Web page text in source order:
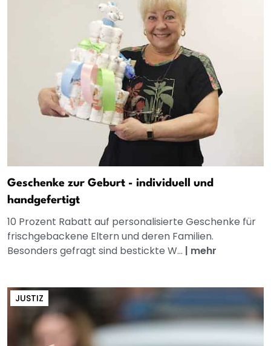
Geschenke zur Geburt - individuell und
handgefertigt
10 Prozent Rabatt auf personalisierte Geschenke für
frischgebackene Eltern und deren Familien.
Besonders gefragt sind bestickte W... | mehr
JUSTIZ